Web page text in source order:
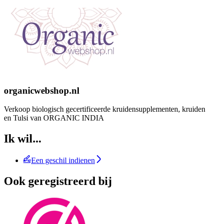
organicwebshop.nl
Verkoop biologisch gecertificeerde kruidensupplementen, kruiden
en Tulsi van ORGANIC INDIA
Ik wil...
Een geschil indienen
Ook geregistreerd bij